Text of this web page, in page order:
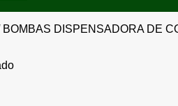
BOMBAS DISPENSADORA DE